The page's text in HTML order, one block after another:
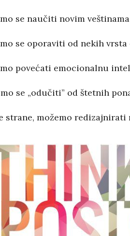
se naučiti novim
se oporaviti od nekih vrsta
povećati emocionalnu
se „odučiti” od štetnih
strane, možemo redizajnirati